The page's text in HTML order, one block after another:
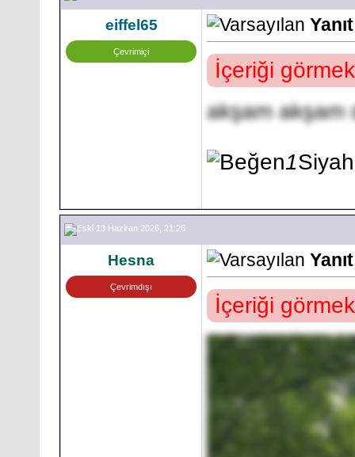
eiffel65
Çevrimiçi
İçeriği
akşam
1
13 Haziran 2026, 21:26
Hesna
Çevrimdışı
İçeriği